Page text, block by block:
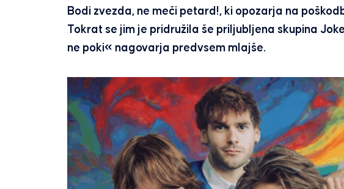
Bodi zvezda, ne meči petard!, ki opozarja na
Tokrat se jim je pridružila še priljubljena skupina
ne poki« nagovarja predvsem mlajše.